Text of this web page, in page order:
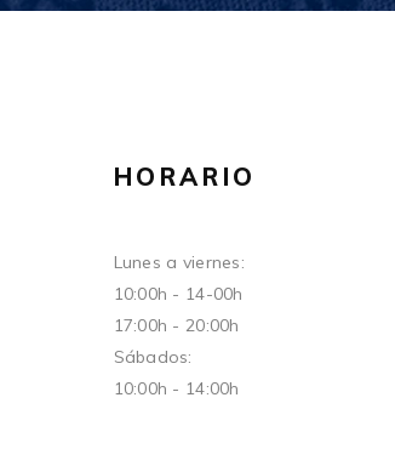
HORARIO
Lunes a viernes:
10:00h - 14-00h
17:00h - 20:00h
Sábados:
10:00h - 14:00h